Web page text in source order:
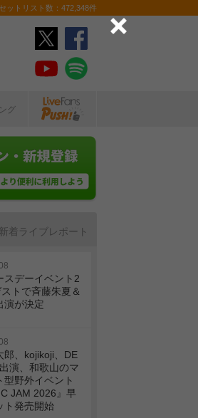
トリスト数：472,348件
グ
新着ライブレポート
スデーイベント2
トで斉藤朱夏＆
演が決定
郎、kojikoji、DE
演、和歌山のマ
型野外イベント
JAM 2026』早
ト発売開始